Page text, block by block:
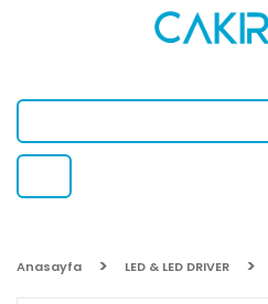
Anasayfa LED & LED DRIVER